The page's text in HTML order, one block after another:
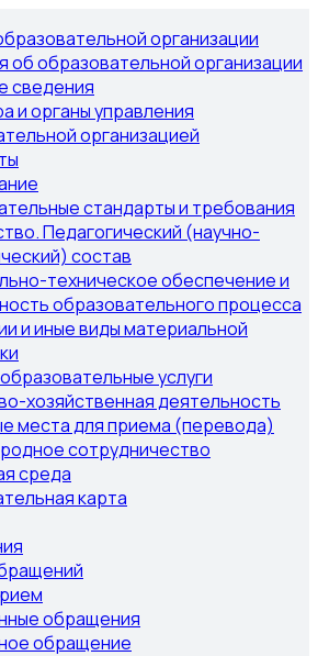
организации
об образовательной организации
сведения
и органы управления
организацией
стандарты и требования
Педагогический (научно-
состав
техническое обеспечение и
образовательного процесса
и иные виды материальной
услуги
хозяйственная деятельность
места для приема (перевода)
сотрудничество
среда
карта
обращения
обращение